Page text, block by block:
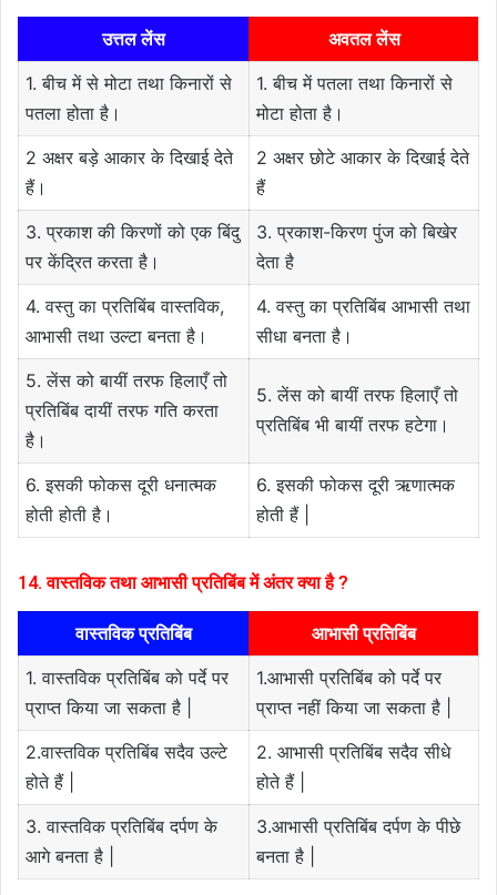
उत्तल लेंस
अवतल लेंस
1. बीच में से मोटा तथा किनारों से
पतला होता है।
1. बीच में पतला तथा किनारों से
मोटा होता है।
2 अक्षर बड़े आकार के दिखाई देते
हैं।
2 अक्षर छोटे आकार के दिखाई देते
हैं
3. प्रकाश की किरणों को एक बिंदु
पर केंद्रित करता है।
3. प्रकाश-किरण पुंज को बिखेर
देता है
4. वस्तु का प्रतिबिंब वास्तविक,
आभासी तथा उल्टा बनता है।
4. वस्तु का प्रतिबिंब आभासी तथा
सीधा बनता है।
5. लेंस को बायीं तरफ हिलाएँ तो
प्रतिबिंब दायीं तरफ गति करता
है।
5. लेंस को बायीं तरफ हिलाएँ तो
प्रतिबिंब भी बायीं तरफ हटेगा।
6. इसकी फोकस दूरी धनात्मक
होती होती है।
6. इसकी फोकस दूरी ऋणात्मक
होती हैं |
14. वास्तविक तथा आभासी प्रतिबिंब में अंतर क्या है ?
वास्तविक प्रतिबिंब
आभासी प्रतिबिंब
1. वास्तविक प्रतिबिंब को पर्दे पर
प्राप्त किया जा सकता है |
1.आभासी प्रतिबिंब को पर्दे पर
प्राप्त नहीं किया जा सकता है |
2.वास्तविक प्रतिबिंब सदैव उल्टे
होते हैं |
2. आभासी प्रतिबिंब सदैव सीधे
होते हैं |
3. वास्तविक प्रतिबिंब दर्पण के
आगे बनता है |
3.आभासी प्रतिबिंब दर्पण के पीछे
बनता है |